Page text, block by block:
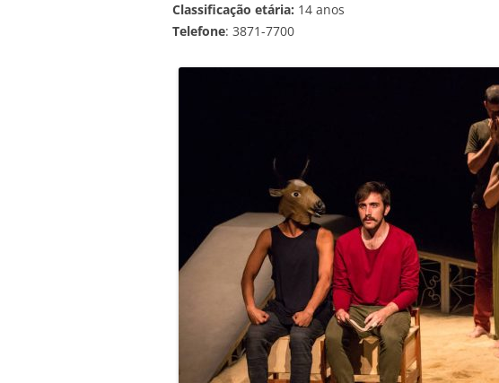
Classificação etária: 14 anos
Telefone: 3871-7700